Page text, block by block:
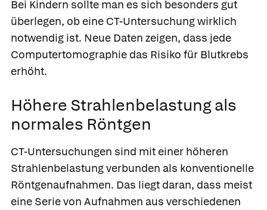
Bei Kindern sollte man es sich besonders gut
überlegen, ob eine CT-Untersuchung wirklich
notwendig ist. Neue Daten zeigen, dass jede
Computertomographie das Risiko für Blutkrebs
erhöht.
Höhere Strahlenbelastung als
normales Röntgen
CT-Untersuchungen sind mit einer höheren
Strahlenbelastung verbunden als konventionelle
Röntgenaufnahmen. Das liegt daran, dass meist
eine Serie von Aufnahmen aus verschiedenen